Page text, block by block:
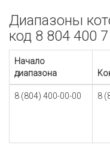
Диапазоны
код 8 804 400 7
Начало
диапазона
8 (804) 400-00-00 8